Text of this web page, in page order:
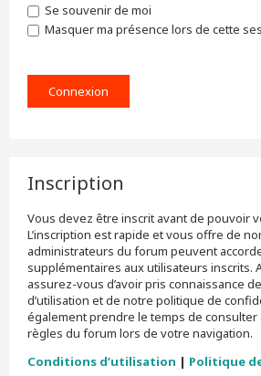
Se souvenir de moi
Masquer ma présence lors de cette
Inscription
Vous devez être inscrit avant de pouvoir
L’inscription est rapide et vous offre de
administrateurs du forum peuvent
supplémentaires aux utilisateurs inscrits.
assurez-vous d’avoir pris connaissance
d’utilisation et de notre politique de
également prendre le temps de
règles du forum lors de votre navigation.
Conditions d’utilisation | Politique